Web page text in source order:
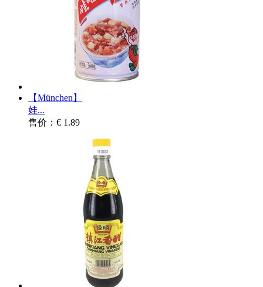
【München】
娃...
售价：€ 1.89